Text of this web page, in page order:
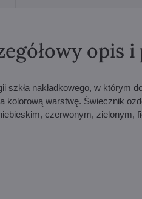
nakładkowego, w którym
kolorową warstwę. Świecznik
czerwonym, zielonym,